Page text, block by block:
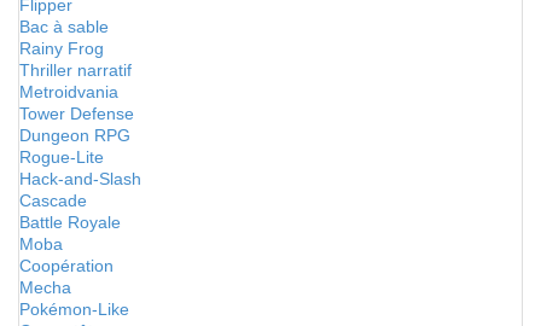
Flipper
Bac à sable
Rainy Frog
Thriller narratif
Metroidvania
Tower Defense
Dungeon RPG
Rogue-Lite
Hack-and-Slash
Cascade
Battle Royale
Moba
Coopération
Mecha
Pokémon-Like